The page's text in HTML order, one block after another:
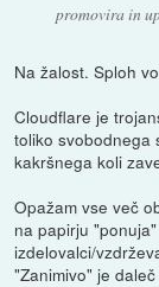
promovira in
Na žalost. Sploh
Cloudflare je
toliko svobodnega
kakršnega koli
Opažam vse več
na papirju
izdelovalci/
"Zanimivo" je